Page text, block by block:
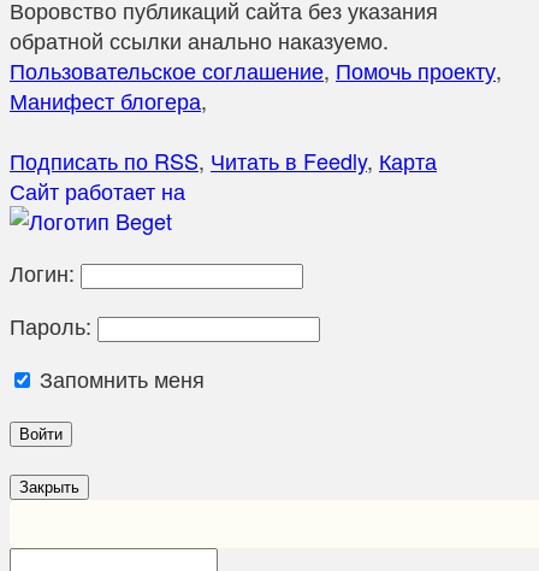
Воровство публикаций сайта без указания
обратной ссылки анально наказуемо.
Пользовательское соглашение, Помочь проекту,
Манифест блогера,
Подписать по RSS, Читать в Feedly, Карта
Сайт работает на
Логин:
Пароль:
Запомнить меня
Закрыть